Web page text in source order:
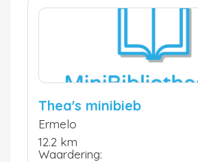
Thea's minibieb
Ermelo
12.2 km
Waardering: